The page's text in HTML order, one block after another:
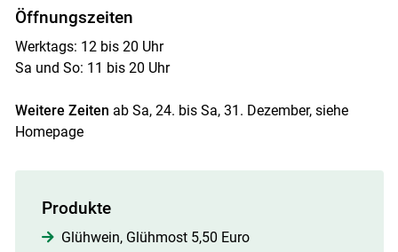
Öffnungszeiten
Werktags: 12 bis 20 Uhr
Sa und So: 11 bis 20 Uhr
Weitere Zeiten ab Sa, 24. bis Sa, 31. Dezember, siehe
Homepage
Produkte
Glühwein, Glühmost 5,50 Euro